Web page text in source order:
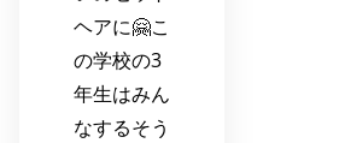
ヘアに🤗こ
の学校の3
年生はみん
なするそう